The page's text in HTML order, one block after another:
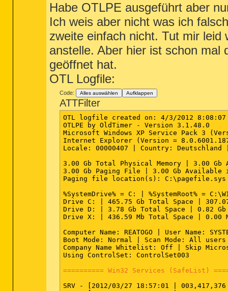
Habe OTLPE ausgeführt aber
Ich weis aber nicht was ich
zweite einfach nicht. Tut mir
anstelle. Aber hier ist schon mal
geöffnet hat.
OTL Logfile:
Code: Alles auswählen Aufklappen
ATTFilter
OTL logfile created on: 4/3/2012 8:08:07
OTLPE by OldTimer - Version 3.1.48.0
Microsoft Windows XP Service Pack 3
Internet Explorer (Version =
Locale: 00000407 | Country: Deutschland
3.00 Gb Total Physical Memory | 3.00 Gb
3.00 Gb Paging File | 3.00 Gb
Paging file location(s): C:\pagefile.sys
%SystemDrive% = C: | %SystemRoot% =
Drive C: | 465.75 Gb Total Space |
Drive D: | 3.78 Gb Total Space | 0.82 Gb
Drive X: | 436.59 Mb Total Space | 0.00
Computer Name: REATOGO | User Name:
Boot Mode: Normal | Scan Mode: All users
Company Name Whitelist: Off | Skip
Using ControlSet: ControlSet003
========== Win32 Services (SafeList)
SRV - [2012/03/27 18:57:01 |